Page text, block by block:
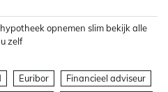
opnemen slim bekijk alle
zelf
Euribor
Financieel adviseur